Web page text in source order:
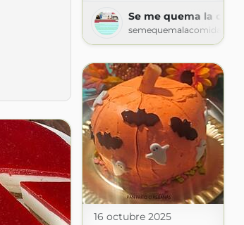
Se me quema la
16 octubre 2025